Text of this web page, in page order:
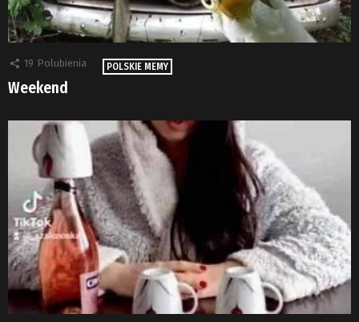
19 Polubienia POLSKIE MEMY
Weekend